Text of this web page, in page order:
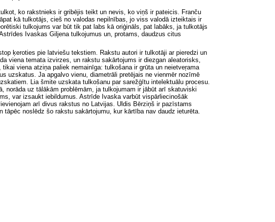
ko rakstnieks ir gribējis teikt un nevis, ko viņš ir pateicis. Franču
kā tulkotājs, cieš no valodas nepilnības, jo viss valodā izteiktais ir
tulkojums var būt tik pat labs kā oriģināls, pat labāks, ja tulkotājs
Ivaskas Giljena tulkojumus un, protams, daudzus citus
ķeroties pie latviešu tekstiem. Rakstu autori ir tulkotāji ar pieredzi un
viena temata izvirzes, un rakstu sakārtojums ir diezgan aleatorisks,
viena atziņa paliek nemainīga: tulkošana ir grūta un neietveŗama
uzskatus. Ja apgalvo vienu, diametrāli pretējais ne vienmēr nozīmē
Lia šmite uzskata tulkošanu par sarežģītu intelektuālu procesu.
norāda uz tālākām problēmām, ja tulkojumam ir jābūt arī skatuviski
var izsaukt iebildumus. Astrīde Ivaska varbūt vispārliecinošāk
arī divus rakstus no Latvijas. Uldis Bērziņš ir pazīstams
noslēdz šo rakstu sakārtojumu, kur kārtība nav daudz ieturēta.